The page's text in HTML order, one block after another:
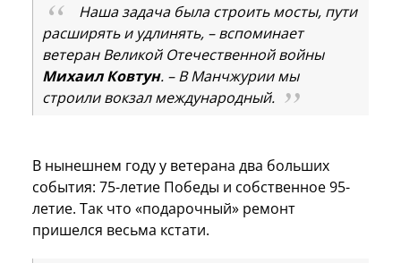
Наша задача была строить мосты, пути
расширять и удлинять, –вспоминает
ветеран Великой Отечественной войны
Михаил Ковтун. – В Манчжурии мы
строили вокзал международный.
В нынешнем году у ветерана два больших
события: 75-летие Победы и собственное 95-
летие. Так что «подарочный» ремонт
пришелся весьма кстати.